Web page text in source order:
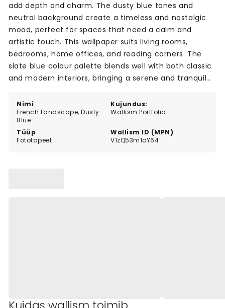
Nimi
French Landscape, Dusty
Blue
Kujundus:
Wallism Portfolio
Tüüp
Fototapeet
Wallism ID (MPN)
V1zQ53m1oY64
add depth and charm. The dusty blue tones and
neutral background create a timeless and nostalgic
mood, perfect for spaces that need a calm and
artistic touch. This wallpaper suits living rooms,
bedrooms, home offices, and reading corners. The
slate blue colour palette blends well with both classic
and modern interiors, bringing a serene and tranquil